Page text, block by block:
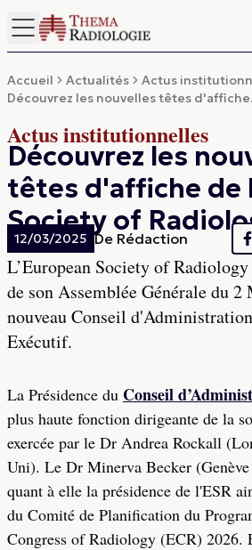
Accueil Actualités
Actus
Découvrez les nouvelles têtes
Actus institutionnelles
Découvrez les
têtes d'affiche de
Society of
12/03/2025 De Rédaction
L’European Society of
de son Assemblée Générale du 2
nouveau Conseil
Exécutif.
La Présidence du Conseil
plus haute fonction dirigeante de la
exercée par le Dr Andrea Rockall
Uni). Le Dr Minerva Becker (Genève
quant à elle la présidence de l'ESR
du Comité de Planification du
Congress of Radiology (ECR)